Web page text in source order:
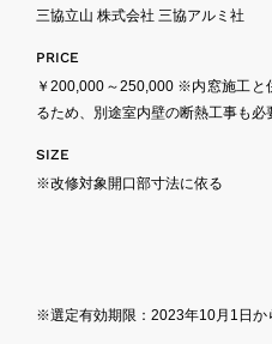
三協立山 株式会社 三協アルミ社
PRICE
￥200,000～250,000 ※内窓施工と
るため、別途室内壁の断熱工事も必
SIZE
※改修対象開口部寸法に依る
※選定有効期限：2023年10月1日か